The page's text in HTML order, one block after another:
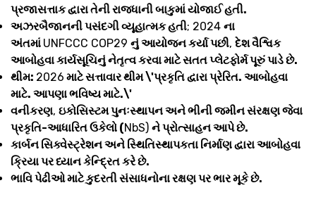
પ્રજાસત્તાક દ્વારા તેની રાજધાની બાકુમાં યોજાઈ હતી.
અઝરબૈજાનની પસંદગી વ્યૂહાત્મક હતી; 2024 ના
અંતમાં UNFCCC COP29 નું આયોજન કર્યા પછી, દેશ વૈશ્વિક
આબોહવા કાર્યસૂચિનું નેતૃત્વ કરવા માટે સતત પ્લેટફોર્મ પૂરું પાડે છે.
થીમ: 2026 માટે સત્તાવાર થીમ \'પ્રકૃતિ દ્વારા પ્રેરિત. આબોહવા
માટે. આપણા ભવિષ્ય માટે.\'
વનીકરણ, ઇકોસિસ્ટમ પુનઃસ્થાપન અને ભીની જમીન સંરક્ષણ જેવા
પ્રકૃતિ-આધારિત ઉકેલો (NbS) ને પ્રોત્સાહન આપે છે.
કાર્બન સિક્વેસ્ટ્રેશન અને સ્થિતિસ્થાપકતા નિર્માણ દ્વારા આબોહવા
ક્રિયા પર ધ્યાન કેન્દ્રિત કરે છે.
ભાવિ પેઢીઓ માટે કુદરતી સંસાધનોના રક્ષણ પર ભાર મૂકે છે.